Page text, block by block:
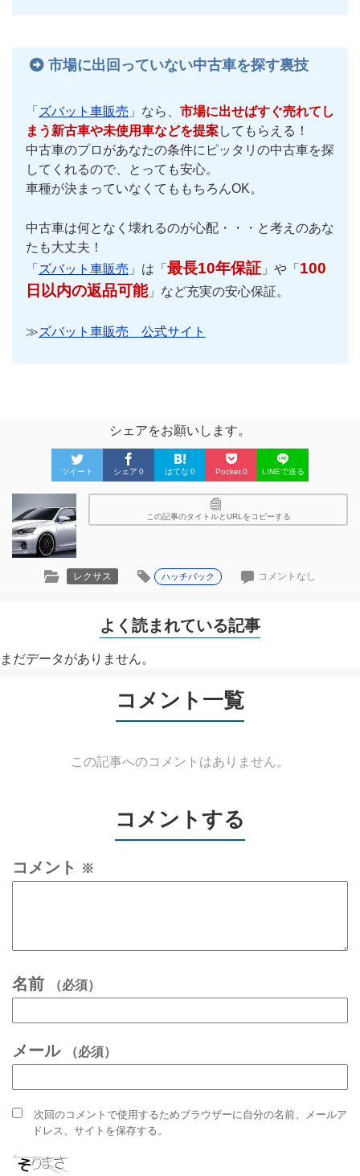
市場に出回っていない中古車を探す裏技
「 ズバット車販売 」なら、 市場に出せばすぐ売れてし
まう新古車や未使用車などを提案してもらえる！
中古車のプロがあなたの条件にピッタリの中古車を探
してくれるので、とっても安心。
車種が決まっていなくてももちろんOK。
中古車は何となく壊れるのが心配・・・と考えのあな
たも大丈夫！
「 ズバット車販売 」は「 最長10年保証 」や「 100
日以内の返品可能」など充実の安心保証。
≫ズバット車販売 公式サイト
シェアをお願いします。
ツイート シェア 0 はてな 0 Pocket0 LINEで送る
この記事のタイトルとURLをコピーする
レクサス ハッチバック コメントなし
よく読まれている記事
まだデータがありません。
コメント一覧
この記事へのコメントはありません。
コメントする
コメント ※
名前 （必須）
メール （必須）
次回のコメントで使用するためブラウザーに自分の名前、メールア
ドレス、サイトを保存する。